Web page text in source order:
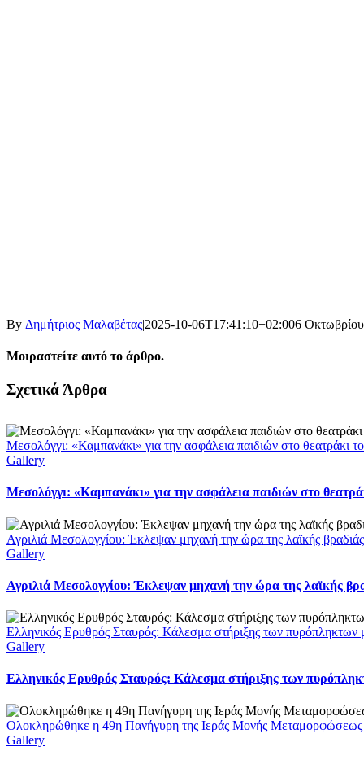
By Δημήτριος Μαλαβέτας|2025-10-06T17:41:10+02:006
Μοιραστείτε αυτό το άρθρο.
Facebook
X
LinkedIn
WhatsApp
Email
Σχετικά Άρθρα
Μεσολόγγι: «Καμπανάκι» για την ασφάλεια παιδιών στο θεατράκι
Gallery
Μεσολόγγι: «Καμπανάκι» για την ασφάλεια παιδιών στο
Αγριλιά Μεσολογγίου: Έκλεψαν μηχανή την ώρα της λαϊκής
Gallery
Αγριλιά Μεσολογγίου: Έκλεψαν μηχανή την ώρα της λαϊκής
Ελληνικός Ερυθρός Σταυρός: Κάλεσμα στήριξης των πυρόπληκτων
Gallery
Ελληνικός Ερυθρός Σταυρός: Κάλεσμα στήριξης των
Ολοκληρώθηκε η 49η Πανήγυρη της Ιεράς Μονής
Gallery